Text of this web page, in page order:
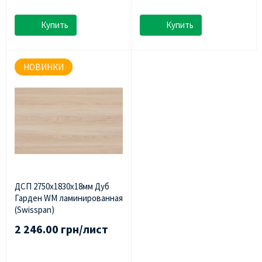
Купить Купить
НОВИНКИ
ДСП 2750х1830х18мм Дуб
Гарден WM ламинированная
(Swisspan)
2 246.00 грн/лист